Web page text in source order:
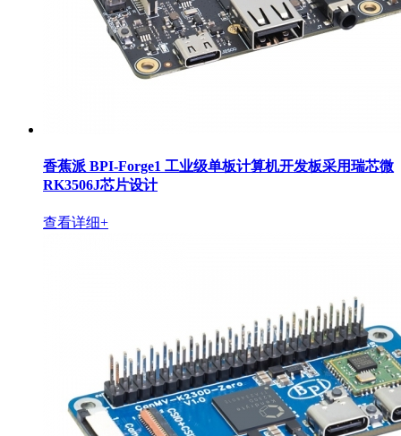
香蕉派 BPI-Forge1 工业级单板计算机开发板采用瑞芯微
RK3506J芯片设计
查看详细+